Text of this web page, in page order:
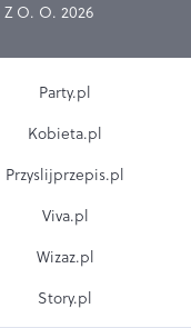
O. O. 2026
Party.pl
Kobieta.pl
Przyslijprzepis.pl
Viva.pl
Wizaz.pl
Story.pl